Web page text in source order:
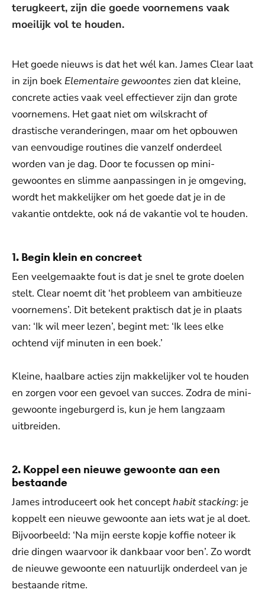
terugkeert, zijn die goede voornemens vaak
moeilijk vol te houden.
Het goede nieuws is dat het wél kan. James Clear laat
in zijn boek Elementaire gewoontes zien dat kleine,
concrete acties vaak veel effectiever zijn dan grote
voornemens. Het gaat niet om wilskracht of
drastische veranderingen, maar om het opbouwen
van eenvoudige routines die vanzelf onderdeel
worden van je dag. Door te focussen op mini-
gewoontes en slimme aanpassingen in je omgeving,
wordt het makkelijker om het goede dat je in de
vakantie ontdekte, ook ná de vakantie vol te houden.
1. Begin klein en concreet
Een veelgemaakte fout is dat je snel te grote doelen
stelt. Clear noemt dit ‘het probleem van ambitieuze
voornemens’. Dit betekent praktisch dat je in plaats
van: ‘Ik wil meer lezen’, begint met: ‘Ik lees elke
ochtend vijf minuten in een boek.’
Kleine, haalbare acties zijn makkelijker vol te houden
en zorgen voor een gevoel van succes. Zodra de mini-
gewoonte ingeburgerd is, kun je hem langzaam
uitbreiden.
2. Koppel een nieuwe gewoonte aan een
bestaande
James introduceert ook het concepthabit stacking: je
koppelt een nieuwe gewoonte aan iets wat je al doet.
Bijvoorbeeld: ‘Na mijn eerste kopje koffie noteer ik
drie dingen waarvoor ik dankbaar voor ben’. Zo wordt
de nieuwe gewoonte een natuurlijk onderdeel van je
bestaande ritme.